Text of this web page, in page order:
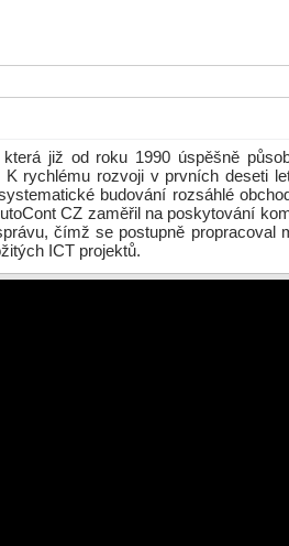
již od roku 1990 úspěšně
rychlému rozvoji v prvních deseti
budování rozsáhlé
CZ zaměřil na poskytování
čímž se postupně propracoval
ICT projektů.